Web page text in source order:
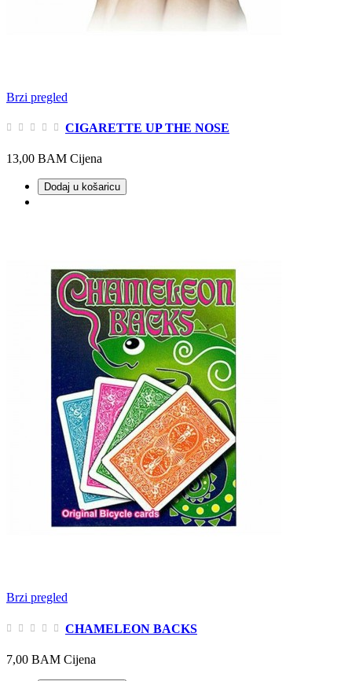
Brzi pregled
CIGARETTE UP THE NOSE
13,00 BAM Cijena
Dodaj u košaricu
Brzi pregled
CHAMELEON BACKS
7,00 BAM Cijena